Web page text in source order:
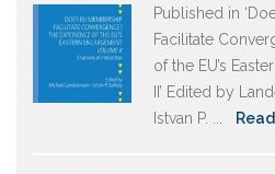
Published in
Facilitate
of the EU’s
II’ Edited by
Istvan P. ...